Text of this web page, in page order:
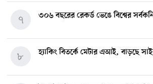
৩০৬ বছরের রেকর্ড ভেঙে বিশ্বের
৭
হ্যাকিং বিতর্কে মেটার এআই, বাড়ছে
৮